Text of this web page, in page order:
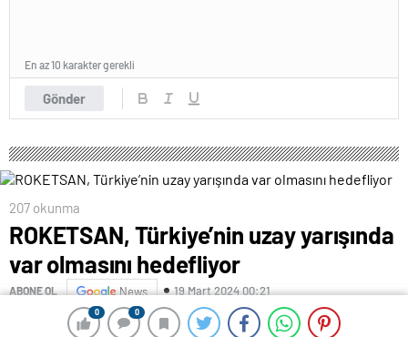
0 0
Gönder
En az 10 karakter gerekli
207 okunma
ROKETSAN, Türkiye’nin uzay yarışında
var olmasını hedefliyor
ABONE OL News 19 Mart 2024 00:21
0 0
ROKETSAN Genel Müdürü Murat İkinci, “Amacımız